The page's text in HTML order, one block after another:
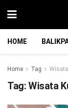
HOME
Home Tag
Tag: Wisata